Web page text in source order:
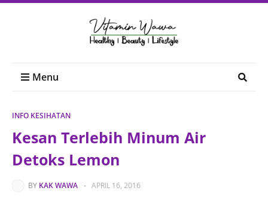
Menu
INFO KESIHATAN
Kesan Terlebih Minum Air
Detoks Lemon
BY KAK WAWA - APRIL 16, 2016